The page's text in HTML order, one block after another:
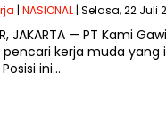
| NASIONAL | Selasa, 22 Juli
JAKARTA — PT Kami
kerja muda yang
ini…